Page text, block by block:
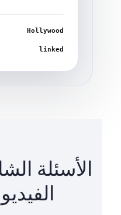
Hollywood
linked
الأسئلة